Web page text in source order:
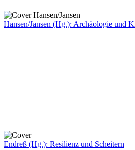
Hansen/Jansen (Hg.): Archäologie und
Endreß (Hg.): Resilienz und Scheitern